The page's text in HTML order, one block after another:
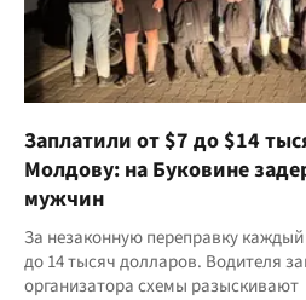
Заплатили от $7 до $14
Молдову: на Буковине
мужчин
За незаконную переправку
до 14 тысяч долларов. Водителя
организатора схемы разыскивают